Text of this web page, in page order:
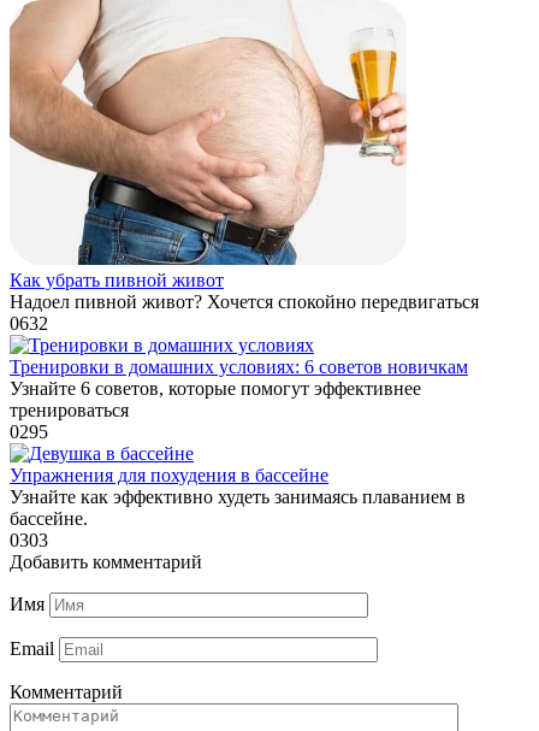
Как убрать пивной живот
Надоел пивной живот? Хочется спокойно передвигаться
0632
Тренировки в домашних условиях: 6 советов новичкам
Узнайте 6 советов, которые помогут эффективнее
тренироваться
0295
Упражнения для похудения в бассейне
Узнайте как эффективно худеть занимаясь плаванием в
бассейне.
0303
Добавить комментарий
Имя
Email
Комментарий